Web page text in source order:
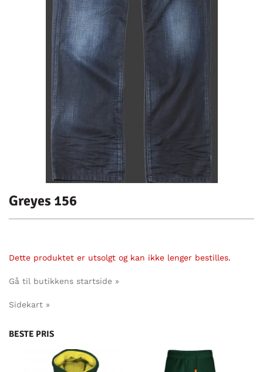
Greyes 156
Dette produktet er utsolgt og kan ikke lenger bestilles.
Gå til butikkens startside »
Sidekart »
BESTE PRIS